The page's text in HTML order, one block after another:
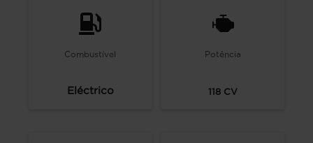
Combustível
Eléctrico
Potência
118 CV